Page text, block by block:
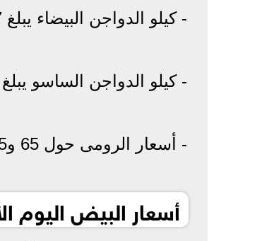
- كيلو الدواجن البيضاء يبلغ 47 جنيهًا .
- كيلو الدواجن الساسو يبلغ 55 جنيهًا.
- أسعار الرومى حول 65 و75 جنيها للكيلو.
أسعار البيض اليوم